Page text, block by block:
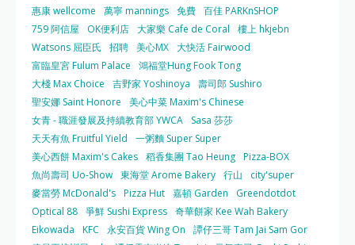
惠康 wellcome
萬寧 mannings 免費 百佳 PARKnSHOP
759 阿信屋
OK便利店 大家樂 Cafe de Coral
樓上 hkjebn
Watsons 屈臣氏
招聘 美心MX 大快活 Fairwood
富臨皇宮 Fulum Palace
鴻福堂Hung Fook Tong
大棧 Max Choice
吉野家 Yoshinoya
壽司郎 Sushiro
聖安娜 Saint Honore
美心中菜 Maxim's Chinese
女青 - 職涯發展及持續教育部 YWCA
Sasa 莎莎
天天有魚 Fruitful Yield
一粥麵 Super Super
美心西餅 Maxim's Cakes 稻香集團 Tao Heung Pizza-BOX
魚尚壽司 Uo-Show 東海堂 Arome Bakery 行山
city'super
麥當勞 McDonald's Pizza Hut 嘉頓 Garden
Greendotdot
Optical 88 爭鮮 Sushi Express 奇華餅家 Kee Wah Bakery
Eikowada
KFC 永安百貨 Wing On
譚仔三哥 Tam Jai Sam Gor